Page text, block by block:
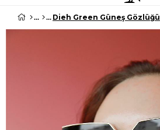
Dieh Green Güneş Gözlüğü